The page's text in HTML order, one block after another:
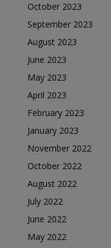
October 2023
September 2023
August 2023
June 2023
May 2023
April 2023
February 2023
January 2023
November 2022
October 2022
August 2022
July 2022
June 2022
May 2022